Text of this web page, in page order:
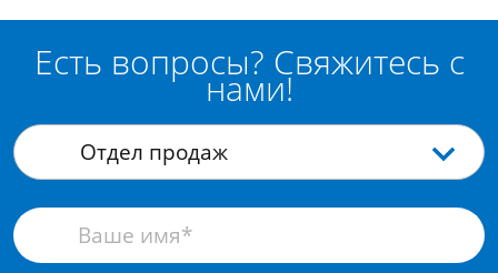
Есть вопросы? Свяжитесь с
нами!
Отдел продаж